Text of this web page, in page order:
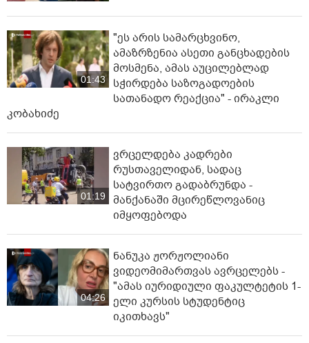
01:43
"ეს არის სამარცხვინო,
ამაზრზენია ასეთი განცხადების
მოსმენა, ამას აუცილებლად
სჭირდება საზოგადოების
სათანადო რეაქცია" - ირაკლი
კობახიძე
01:19
ვრცელდება კადრები
რუსთაველიდან, სადაც
სატვირთო გადაბრუნდა -
მანქანაში მცირეწლოვანიც
იმყოფებოდა
04:26
ნანუკა ჟორჟოლიანი
ვიდეომიმართვას ავრცელებს -
"ამას იურიდიული ფაკულტეტის 1-
ელი კურსის სტუდენტიც
იკითხავს"